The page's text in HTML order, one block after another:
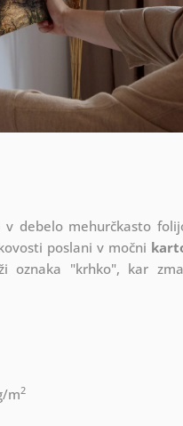
debelo mehurčkasto
poslani v močni
"krhko", kar
m2